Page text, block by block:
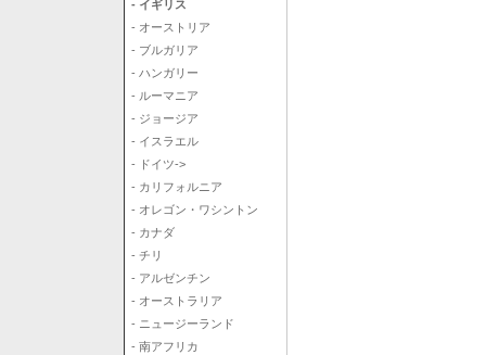
- イギリス
- オーストリア
- ブルガリア
- ハンガリー
- ルーマニア
- ジョージア
- イスラエル
- ドイツ->
- カリフォルニア
- オレゴン・ワシントン
- カナダ
- チリ
- アルゼンチン
- オーストラリア
- ニュージーランド
- 南アフリカ